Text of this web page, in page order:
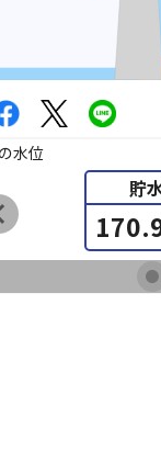
水位
貯
fiber_manual_record